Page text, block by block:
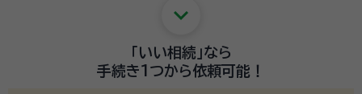
keyboard_arrow_down
「いい相続」なら
手続き1つから依頼可能！